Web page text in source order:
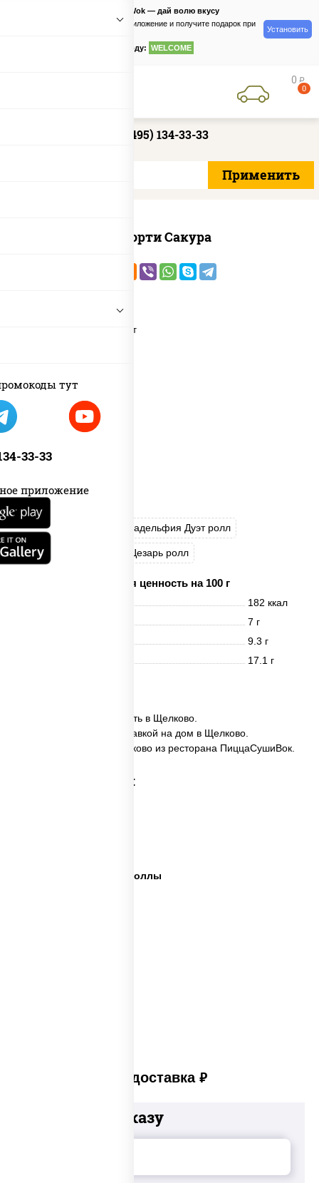
тут
33-33
приложение
PizzaSushiWok — дай волю вкусу
Скачайте приложение и получите подарок при
по промокоду: WELCOME
Установить
0 руб
0
+7 (495) 134-33-33
Ассорти Сакура
Калифорния Чиз Филадельфия Дуэт ролл
Креветка Люкс ролл Цезарь ролл
Пищевая ценность на 100 г
182 ккал
7 г
9.3 г
17.1 г
✅ Ассорти Сакура заказать в Щелково.
✅ Ассорти Сакура с доставкой на дом в Щелково.
✅ Ассорти Сакура в Щелково из ресторана ПиццаСушиВок.
Категории товара:
Пицца суши вок сеты роллы
Платная доставка руб
Добавьте к заказу